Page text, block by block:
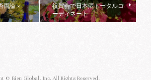
両論 ×
祝賀会で日本酒トータルコ
ーディネート
©︎ Bien Global, Inc. All Rights Reserved.